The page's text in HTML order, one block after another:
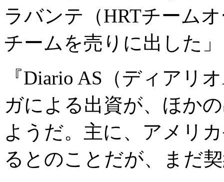
ラバンテ（HRTチーム
チームを売りに出した
『Diario AS（ディアリ
ガによる出資が、ほか
ようだ。主に、アメリ
るとのことだが、まだ